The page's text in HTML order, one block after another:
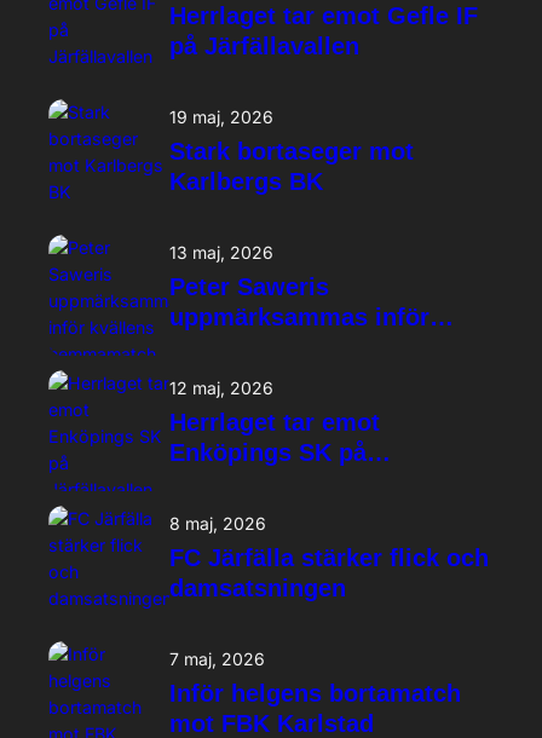
Herrlaget tar emot Gefle IF
på Järfällavallen
19 maj, 2026
Stark bortaseger mot
Karlbergs BK
13 maj, 2026
Peter Saweris
uppmärksammas inför
12 maj, 2026
Herrlaget tar emot
Enköpings SK på
8 maj, 2026
FC Järfälla stärker flick och
damsatsningen
7 maj, 2026
Inför helgens bortamatch
mot FBK Karlstad